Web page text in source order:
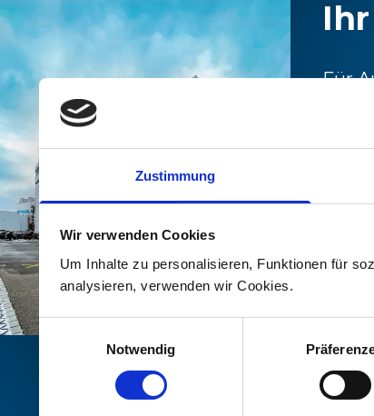
Zustimmung
Wir verwenden Cookies
Um Inhalte zu personalisieren, Funktionen für
analysieren, verwenden wir Cookies.
Einwilligungsauswahl
Notwendig
Für